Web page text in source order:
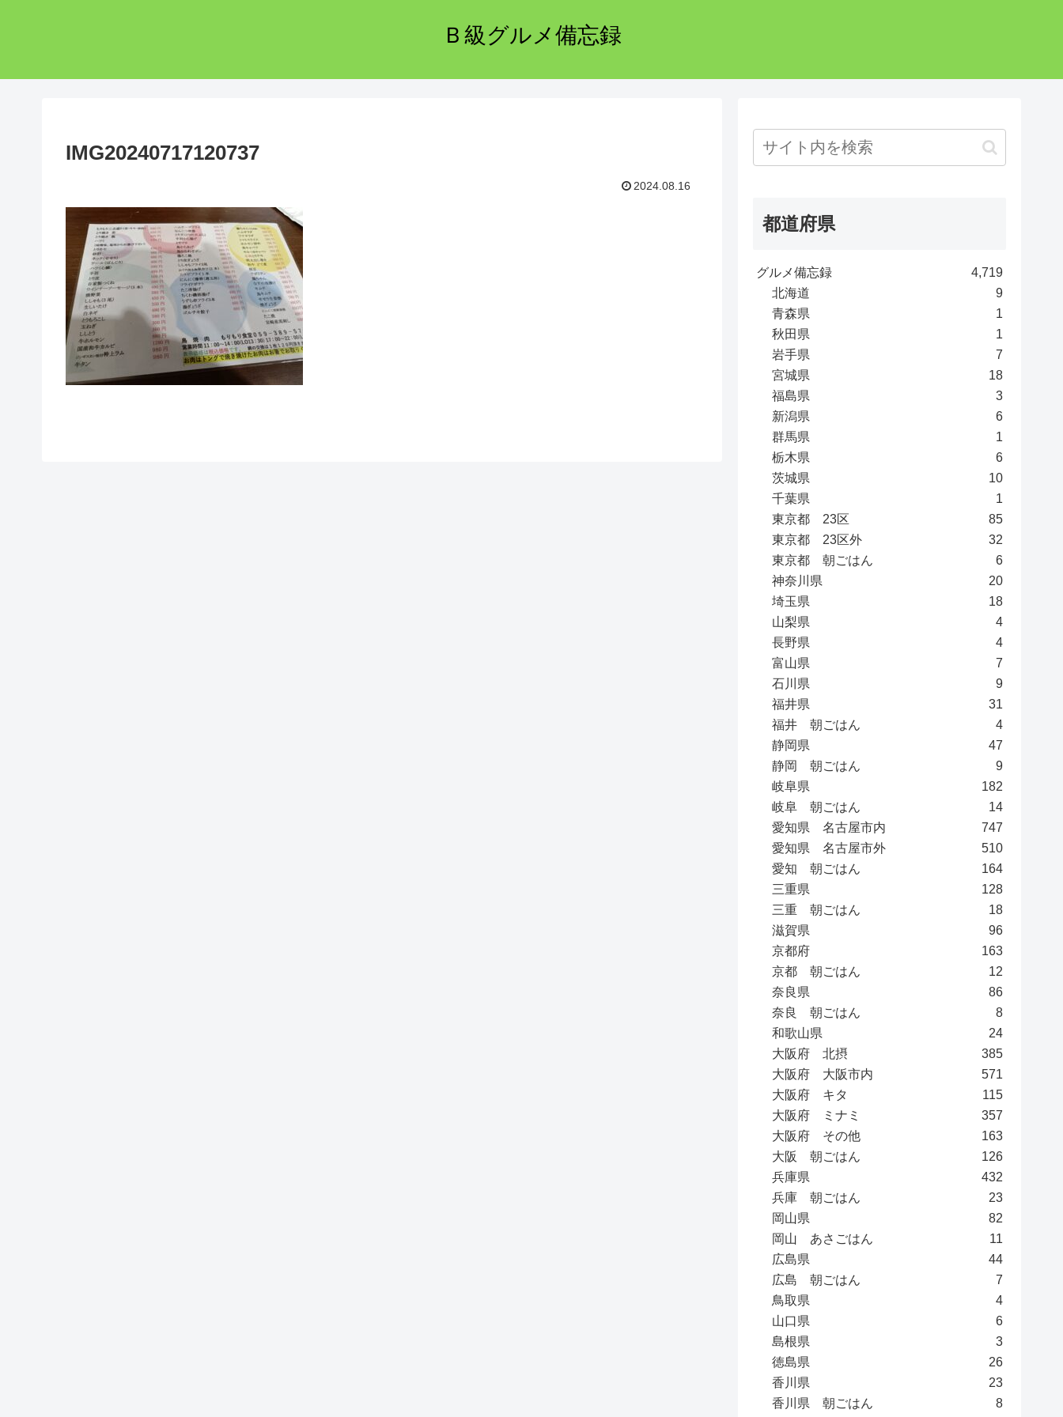
Ｂ級グルメ備忘録
IMG20240717120737
2024.08.16
都道府県
グルメ備忘録
4,719
北海道
9
青森県
1
秋田県
1
岩手県
7
宮城県
18
福島県
3
新潟県
6
群馬県
1
栃木県
6
茨城県
10
千葉県
1
東京都 23区
85
東京都 23区外
32
東京都 朝ごはん
6
神奈川県
20
埼玉県
18
山梨県
4
長野県
4
富山県
7
石川県
9
福井県
31
福井 朝ごはん
4
静岡県
47
静岡 朝ごはん
9
岐阜県
182
岐阜 朝ごはん
14
愛知県 名古屋市内
747
愛知県 名古屋市外
510
愛知 朝ごはん
164
三重県
128
三重 朝ごはん
18
滋賀県
96
京都府
163
京都 朝ごはん
12
奈良県
86
奈良 朝ごはん
8
和歌山県
24
大阪府 北摂
385
大阪府 大阪市内
571
大阪府 キタ
115
大阪府 ミナミ
357
大阪府 その他
163
大阪 朝ごはん
126
兵庫県
432
兵庫 朝ごはん
23
岡山県
82
岡山 あさごはん
11
広島県
44
広島 朝ごはん
7
鳥取県
4
山口県
6
島根県
3
徳島県
26
香川県
23
香川県 朝ごはん
8